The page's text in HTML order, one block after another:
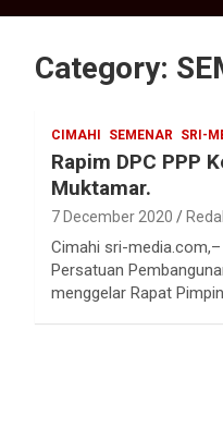
Category:
CIMAHI SEMENAR SRI-
Rapim DPC PPP
Muktamar.
7 December 2020
Cimahi sri-
Persatuan
menggelar Rapat